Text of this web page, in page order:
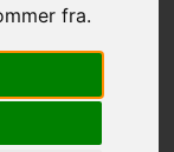
fra.
95,00 DKK